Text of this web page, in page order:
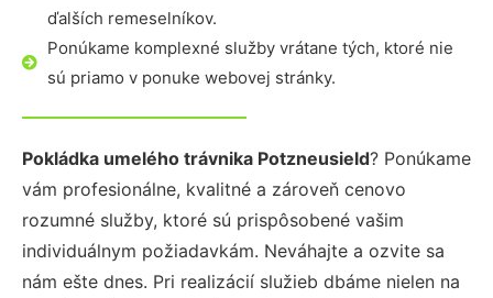
ďalších remeselníkov.
Ponúkame komplexné služby vrátane tých, ktoré nie
sú priamo v ponuke webovej stránky.
Pokládka umelého trávnika Potzneusield? Ponúkame
vám profesionálne, kvalitné a zároveň cenovo
rozumné služby, ktoré sú prispôsobené vašim
individuálnym požiadavkám. Neváhajte a ozvite sa
nám ešte dnes. Pri realizácií služieb dbáme nielen na